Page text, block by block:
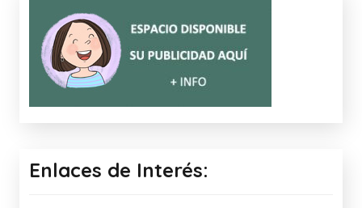
Enlaces de Interés: